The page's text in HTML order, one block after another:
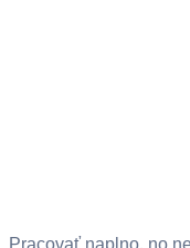
Pracovať naplno, no